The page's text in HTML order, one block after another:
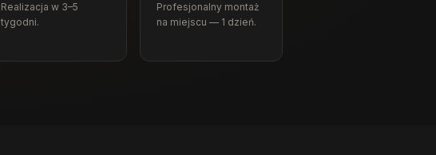
Realizacja w 3–5
tygodni.
Profesjonalny montaż
na miejscu — 1 dzień.